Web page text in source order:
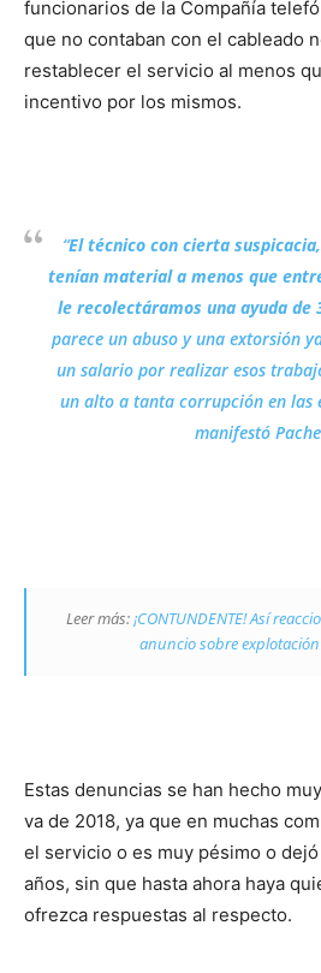
funcionarios de la Compañía
que no contaban con el cableado
restablecer el servicio al menos
incentivo por los mismos.
“El técnico con cierta
tenían material a menos que
le recolectáramos una ayuda de
parece un abuso y una extorsión
un salario por realizar esos
un alto a tanta corrupción en las
manifestó
Leer más:¡CONTUNDENTE! Así
anuncio sobre
Estas denuncias se han hecho
va de 2018, ya que en muchas
el servicio o es muy pésimo o
años, sin que hasta ahora haya
ofrezca respuestas al respecto.